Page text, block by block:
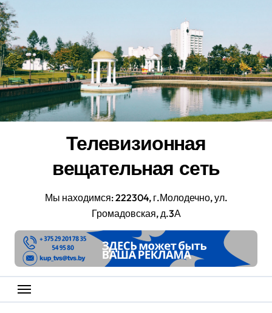
Перейти
к
содержанию
Телевизионная
вещательная сеть
Мы находимся: 222304, г.Молодечно, ул.
Громадовская, д.3А